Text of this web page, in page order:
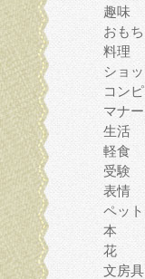
趣味
おも
料理
ショ
コン
マナー
生活
軽食
受験
表情
ペット
本
花
文房具